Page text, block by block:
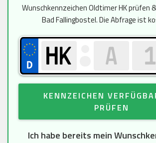
springen
Wunschkennzeichen Oldtimer HK prüfen
Bad Fallingbostel. Die Abfrage ist
KENNZEICHEN
PRÜFEN
Ich habe bereits mein